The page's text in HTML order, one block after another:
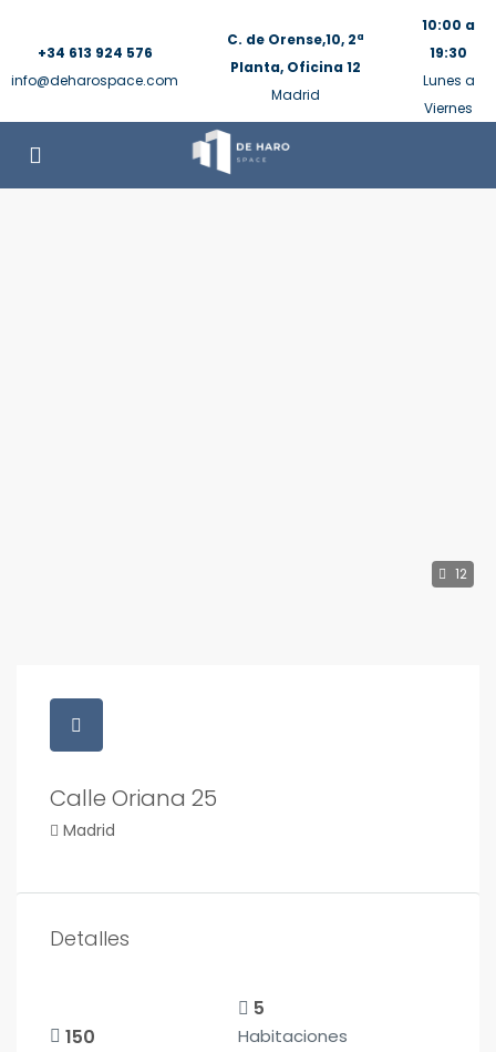
+34 613 924 576
info@deharospace.com
C. de Orense,10, 2ª
Planta, Oficina 12
Madrid
10:00 a
19:30
Lunes a
Viernes
12
Calle Oriana 25
Madrid
Detalles
150
5
Habitaciones